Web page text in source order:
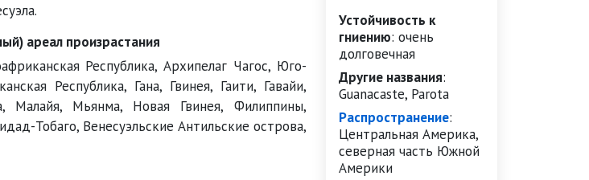
ареал произрастания
Республика, Архипелаг Чагос, Юго-
Республика, Гана, Гвинея, Гаити, Гавайи,
Малайя, Мьянма, Новая Гвинея, Филиппины,
Тобаго, Венесуэльские Антильские острова,
Устойчивость к
гниению: очень
долговечная
Другие названия:
Guanacaste, Parota
Распространение:
Центральная Америка,
северная часть Южной
Америки